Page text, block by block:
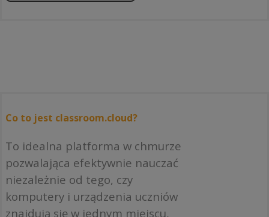
Co to jest classroom.cloud?
To idealna platforma w chmurze
pozwalająca efektywnie nauczać
niezależnie od tego, czy
komputery i urządzenia uczniów
znajdują się w jednym miejscu,